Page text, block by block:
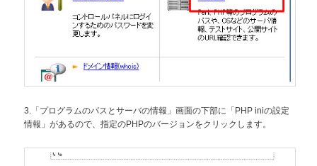
3.「プログラムのパスとサーバの情報」画面の下部に「PHP iniの設定
情報」があるので、指定のPHPのバージョンをクリックします。